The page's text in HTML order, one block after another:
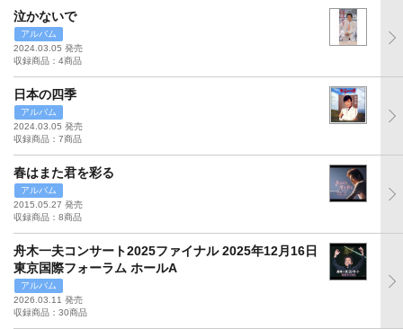
泣かないで
アルバム
2024.03.05 発売
収録商品：4商品
日本の四季
アルバム
2024.03.05 発売
収録商品：7商品
春はまた君を彩る
アルバム
2015.05.27 発売
収録商品：8商品
舟木一夫コンサート2025ファイナル 2025年12月16日
東京国際フォーラム ホールA
アルバム
2026.03.11 発売
収録商品：30商品